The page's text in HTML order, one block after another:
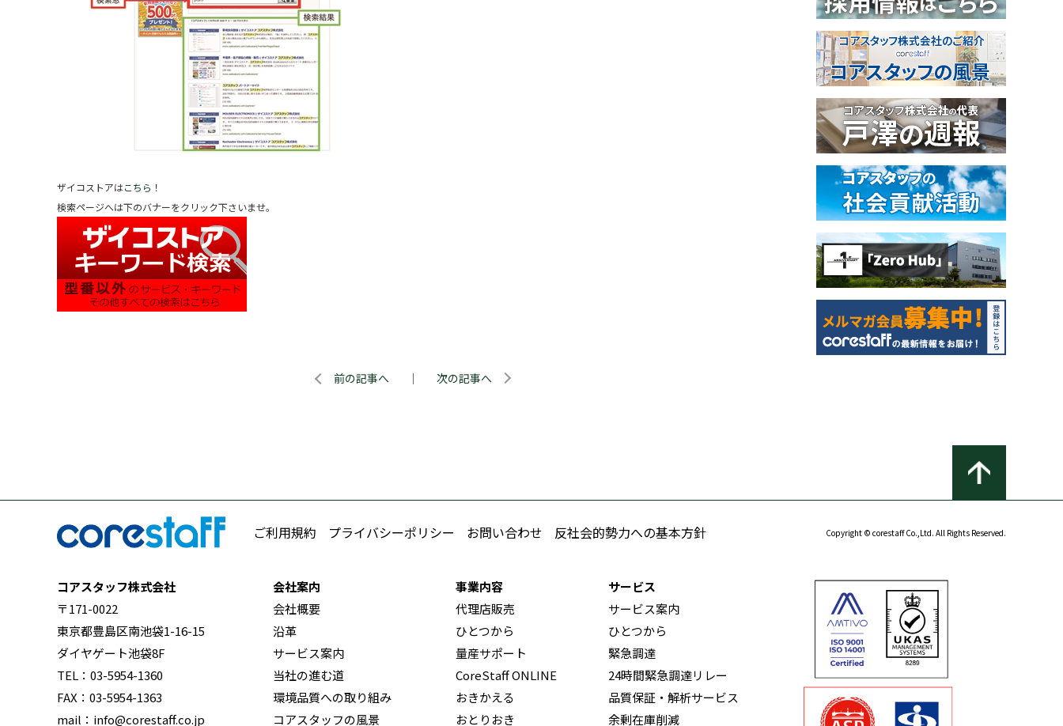
ザイコストアはこちら ！
検索ページへは下のバナーをクリック下さいませ。
前の記事へ ｜ 次の記事へ
ご利用規約 プライバシーポリシー お問い合わせ 反社会的勢力への基本方針 Copyright © corestaff Co.,Ltd. All Rights Reserved.
コアスタッフ株式会社
〒171-0022
東京都豊島区南池袋1-16-15
ダイヤゲート池袋8F
TEL：03-5954-1360
FAX：03-5954-1363
mail：info@corestaff.co.jp
会社案内
会社概要
沿革
サービス案内
当社の進む道
環境品質への取り組み
コアスタッフの風景
事業内容
代理店販売
ひとつから
量産サポート
CoreStaff ONLINE
おきかえる
おとりおき
サービス
サービス案内
ひとつから
緊急調達
24時間緊急調達リレー
品質保証・解析サービス
余剰在庫削減